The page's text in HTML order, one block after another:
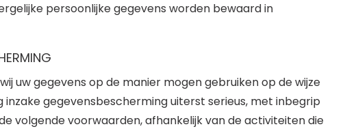
persoonlijke gegevens worden bewaard in
uw gegevens op de manier mogen gebruiken op de wijze
gegevensbescherming uiterst serieus, met inbegrip
volgende voorwaarden, afhankelijk van de activiteiten die